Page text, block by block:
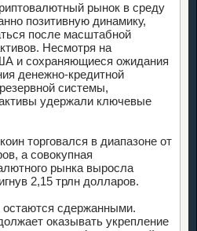
рынок в среду
позитивную динамику,
после масштабной
Несмотря на
и сохраняющиеся ожидания
денежно-кредитной
системы,
удержали ключевые
торговался в диапазоне от
а совокупная
рынка выросла
2,15 трлн долларов.
остаются сдержанными.
оказывать укрепление